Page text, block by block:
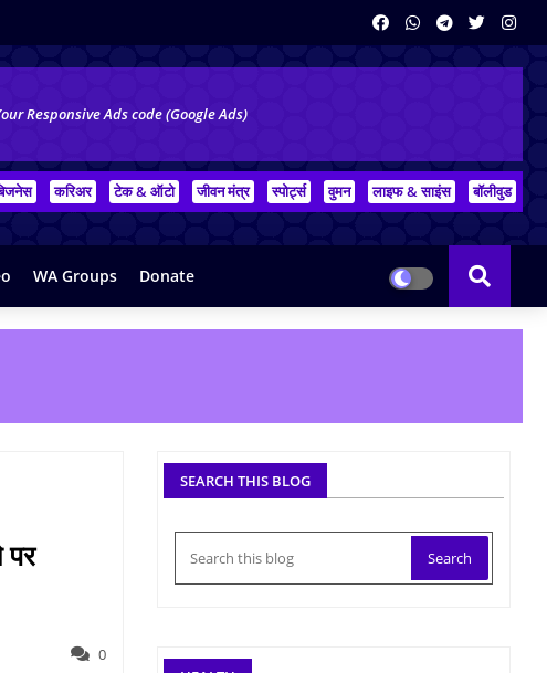
Responsive Ads code (Google Ads)
करिअर टेक & ऑटो जीवन मंत्र स्पोर्ट्स वुमन लाइफ & साइंस बॉलीवुड
WA Groups Donate
पर
0
SEARCH THIS BLOG